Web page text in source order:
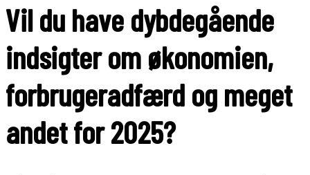
Vil du have dybdegående
indsigter om økonomien,
forbrugeradfærd og meget
andet for 2025?